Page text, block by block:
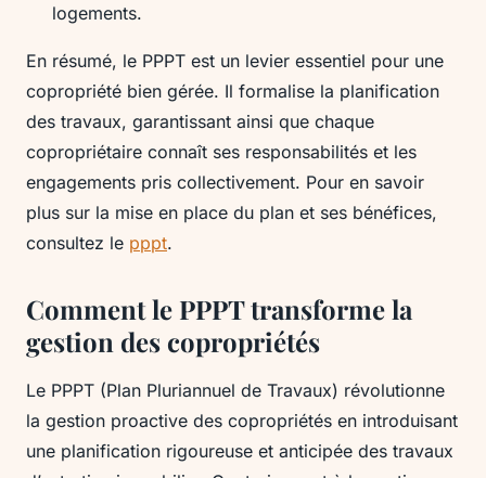
logements.
En résumé, le PPPT est un levier essentiel pour une
copropriété bien gérée. Il formalise la planification
des travaux, garantissant ainsi que chaque
copropriétaire connaît ses responsabilités et les
engagements pris collectivement. Pour en savoir
plus sur la mise en place du plan et ses bénéfices,
consultez le pppt.
Comment le PPPT transforme la
gestion des copropriétés
Le PPPT (Plan Pluriannuel de Travaux) révolutionne
la gestion proactive des copropriétés en introduisant
une planification rigoureuse et anticipée des travaux